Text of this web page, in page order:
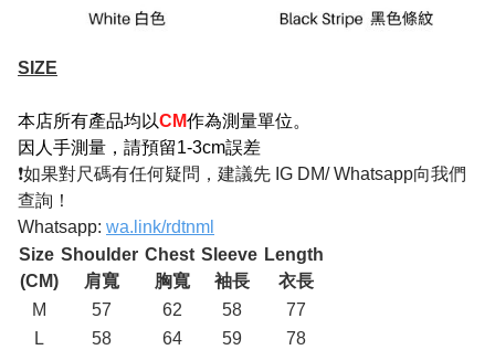
SIZE
本店所有產品均以CM作為測量單位。
因人手測量，請預留1-3cm誤差
❗如果對尺碼有任何疑問，建議先 IG DM/ Whatsapp向我們
查詢！
Whatsapp: wa.link/rdtnml
Size
(CM)
Shoulder
肩寬
Chest
胸寬
Sleeve
袖長
Length
衣長
M
57 62 58
77
L
58 64 59 78